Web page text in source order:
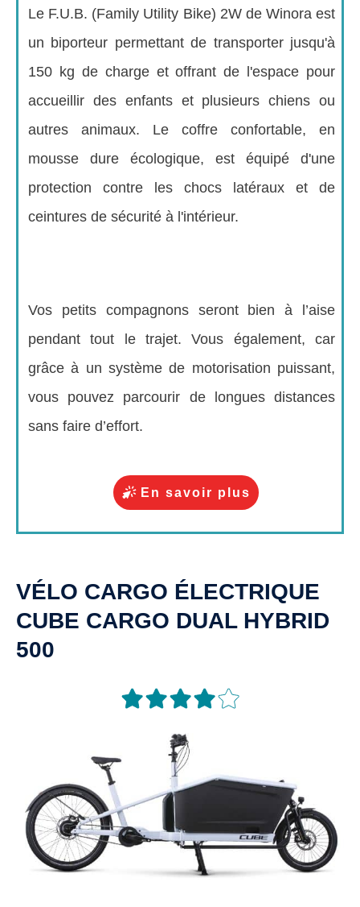
Le F.U.B. (Family Utility Bike) 2W de Winora est
un biporteur permettant de transporter jusqu'à
150 kg de charge et offrant de l'espace pour
accueillir des enfants et plusieurs chiens ou
autres animaux. Le coffre confortable, en
mousse dure écologique, est équipé d'une
protection contre les chocs latéraux et de
ceintures de sécurité à l'intérieur.
Vos petits compagnons seront bien à l’aise
pendant tout le trajet. Vous également, car
grâce à un système de motorisation puissant,
vous pouvez parcourir de longues distances
sans faire d’effort.
En savoir plus
VÉLO CARGO ÉLECTRIQUE
CUBE CARGO DUAL HYBRID
500